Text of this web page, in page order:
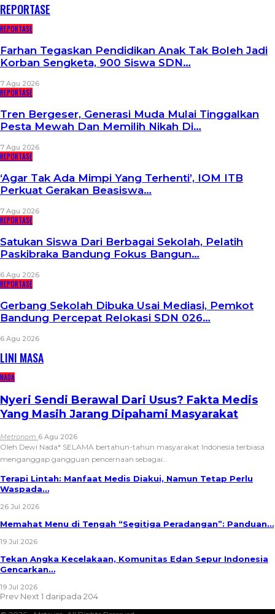
REPORTASE
REPORTASE
Farhan Tegaskan Pendidikan Anak Tak Boleh Jadi
Korban Sengketa, 900 Siswa SDN…
7 Agu 2026
REPORTASE
Tren Bergeser, Generasi Muda Mulai Tinggalkan
Pesta Mewah Dan Memilih Nikah Di…
7 Agu 2026
REPORTASE
‘Agar Tak Ada Mimpi Yang Terhenti’, IOM ITB
Perkuat Gerakan Beasiswa…
7 Agu 2026
REPORTASE
Satukan Siswa Dari Berbagai Sekolah, Pelatih
Paskibraka Bandung Fokus Bangun…
6 Agu 2026
REPORTASE
Gerbang Sekolah Dibuka Usai Mediasi, Pemkot
Bandung Percepat Relokasi SDN 026…
6 Agu 2026
LINI MASA
NADA
Nyeri Sendi Berawal Dari Usus? Fakta Medis
Yang Masih Jarang Dipahami Masyarakat
Metronom 6 Agu 2026
Oleh Dewi Nada* SELAMA bertahun-tahun masyarakat Indonesia terbiasa
menganggap gangguan pencernaan sebagai…
Terapi Lintah: Manfaat Medis Diakui, Namun Tetap Perlu
Waspada…
26 Jul 2026
Memahat Menu di Tengah “Segitiga Peradangan”: Panduan…
19 Jul 2026
Tekan Angka Kecelakaan, Komunitas Edan Sepur Indonesia
Gencarkan…
19 Jul 2026
Prev Next1 daripada 204